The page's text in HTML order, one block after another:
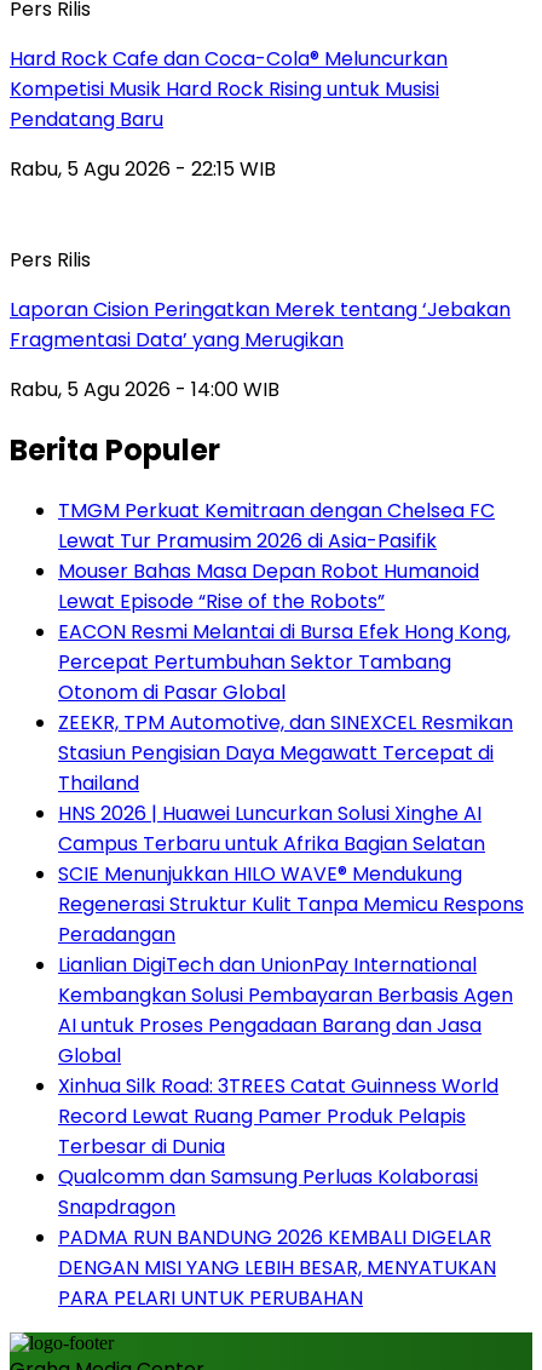
Pers Rilis
Hard Rock Cafe dan Coca-Cola® Meluncurkan
Kompetisi Musik Hard Rock Rising untuk Musisi
Pendatang Baru
Rabu, 5 Agu 2026 - 22:15 WIB
Pers Rilis
Laporan Cision Peringatkan Merek tentang ‘Jebakan
Fragmentasi Data’ yang Merugikan
Rabu, 5 Agu 2026 - 14:00 WIB
Berita Populer
TMGM Perkuat Kemitraan dengan Chelsea FC
Lewat Tur Pramusim 2026 di Asia-Pasifik
Mouser Bahas Masa Depan Robot Humanoid
Lewat Episode “Rise of the Robots”
EACON Resmi Melantai di Bursa Efek Hong Kong,
Percepat Pertumbuhan Sektor Tambang
Otonom di Pasar Global
ZEEKR, TPM Automotive, dan SINEXCEL Resmikan
Stasiun Pengisian Daya Megawatt Tercepat di
Thailand
HNS 2026 | Huawei Luncurkan Solusi Xinghe AI
Campus Terbaru untuk Afrika Bagian Selatan
SCIE Menunjukkan HILO WAVE® Mendukung
Regenerasi Struktur Kulit Tanpa Memicu Respons
Peradangan
Lianlian DigiTech dan UnionPay International
Kembangkan Solusi Pembayaran Berbasis Agen
AI untuk Proses Pengadaan Barang dan Jasa
Global
Xinhua Silk Road: 3TREES Catat Guinness World
Record Lewat Ruang Pamer Produk Pelapis
Terbesar di Dunia
Qualcomm dan Samsung Perluas Kolaborasi
Snapdragon
PADMA RUN BANDUNG 2026 KEMBALI DIGELAR
DENGAN MISI YANG LEBIH BESAR, MENYATUKAN
PARA PELARI UNTUK PERUBAHAN